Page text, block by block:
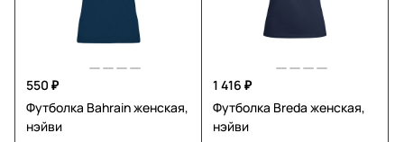
550 ₽
Футболка Bahrain женская,
нэйви
1 416 ₽
Футболка Breda женская,
нэйви